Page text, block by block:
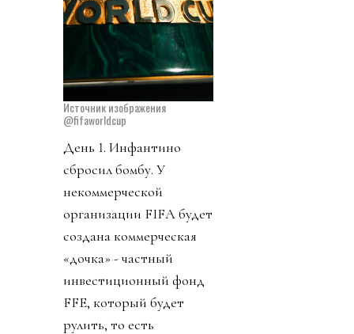
Источник изображения
@fifaworldcup
День 1. Инфантино
сбросил бомбу. У
некоммерческой
организации FIFA будет
создана коммерческая
«дочка» - частный
инвестиционный фонд
FFE, который будет
рулить, то есть